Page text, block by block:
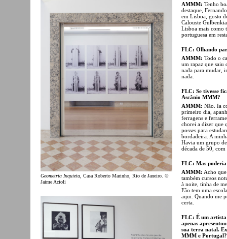
Geometria Inquieta , Casa Roberto Marinho, Rio de Janeiro. ©
Jaime Acioli
AMMM: Tenho
destaque,
em Lisboa, gosto
Calouste
Lisboa mais como
portuguesa em
FLC: Olhando
AMMM: Todo o
um rapaz que saiu
nada para mudar,
nada.
FLC: Se tivesse
Ascânio MMM?
AMMM: Não. Ia
primeiro dia,
ferragens e
chorei a dizer que
posses para
bordadeira. A
Havia um grupo
década de 50,
FLC: Mas
AMMM: Acho
também cursos
à noite, tinha de
Fão tem uma
aqui. Quando me
certa.
FLC: É um artista
apenas
sua terra natal.
MMM e Portugal?